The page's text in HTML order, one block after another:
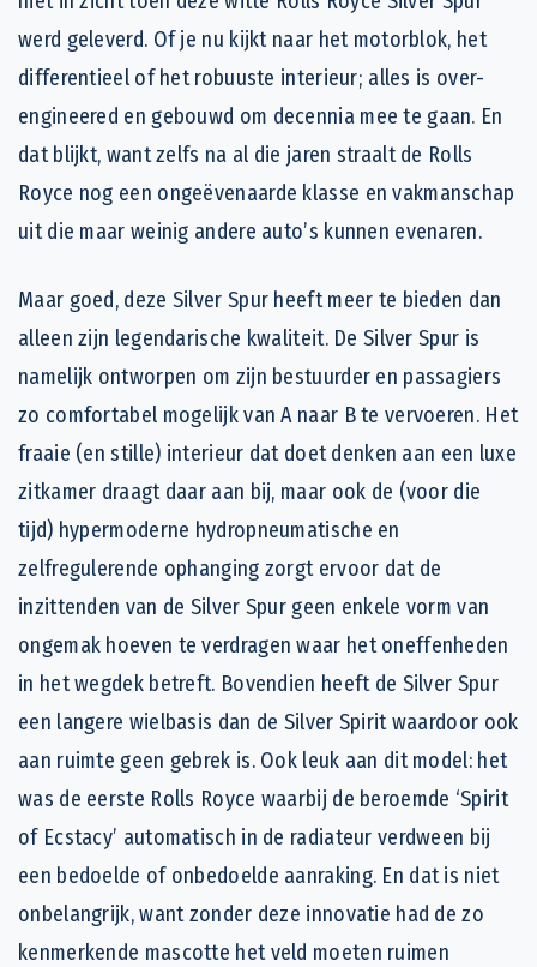
werd geleverd. Of je nu kijkt naar het motorblok, het
differentieel of het robuuste interieur; alles is over-
engineered en gebouwd om decennia mee te gaan. En
dat blijkt, want zelfs na al die jaren straalt de Rolls
Royce nog een ongeëvenaarde klasse en vakmanschap
uit die maar weinig andere auto’s kunnen evenaren.
Maar goed, deze Silver Spur heeft meer te bieden dan
alleen zijn legendarische kwaliteit. De Silver Spur is
namelijk ontworpen om zijn bestuurder en passagiers
zo comfortabel mogelijk van A naar B te vervoeren. Het
fraaie (en stille) interieur dat doet denken aan een luxe
zitkamer draagt daar aan bij, maar ook de (voor die
tijd) hypermoderne hydropneumatische en
zelfregulerende ophanging zorgt ervoor dat de
inzittenden van de Silver Spur geen enkele vorm van
ongemak hoeven te verdragen waar het oneffenheden
in het wegdek betreft. Bovendien heeft de Silver Spur
een langere wielbasis dan de Silver Spirit waardoor ook
aan ruimte geen gebrek is. Ook leuk aan dit model: het
was de eerste Rolls Royce waarbij de beroemde ‘Spirit
of Ecstacy’ automatisch in de radiateur verdween bij
een bedoelde of onbedoelde aanraking. En dat is niet
onbelangrijk, want zonder deze innovatie had de zo
kenmerkende mascotte het veld moeten ruimen